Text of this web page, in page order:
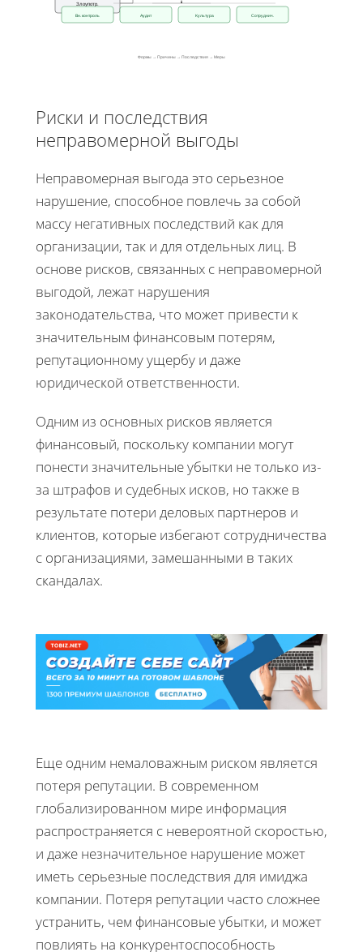
Злоупотр.
Вн. контроль Аудит Культура Сотруднич.
Формы → Причины → Последствия → Меры
Риски и последствия
неправомерной выгоды
Неправомерная выгода это серьезное
нарушение, способное повлечь за собой
массу негативных последствий как для
организации, так и для отдельных лиц. В
основе рисков, связанных с неправомерной
выгодой, лежат нарушения
законодательства, что может привести к
значительным финансовым потерям,
репутационному ущербу и даже
юридической ответственности.
Одним из основных рисков является
финансовый, поскольку компании могут
понести значительные убытки не только из-
за штрафов и судебных исков, но также в
результате потери деловых партнеров и
клиентов, которые избегают сотрудничества
с организациями, замешанными в таких
скандалах.
Еще одним немаловажным риском является
потеря репутации. В современном
глобализированном мире информация
распространяется с невероятной скоростью,
и даже незначительное нарушение может
иметь серьезные последствия для имиджа
компании. Потеря репутации часто сложнее
устранить, чем финансовые убытки, и может
повлиять на конкурентоспособность